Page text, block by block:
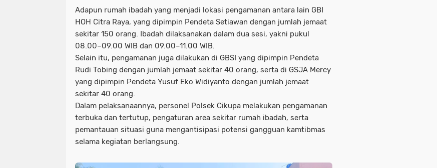
Adapun rumah ibadah yang menjadi lokasi pengamanan antara lain GBI
HOH Citra Raya, yang dipimpin Pendeta Setiawan dengan jumlah jemaat
sekitar 150 orang. Ibadah dilaksanakan dalam dua sesi, yakni pukul
08.00–09.00 WIB dan 09.00–11.00 WIB.
Selain itu, pengamanan juga dilakukan di GBSI yang dipimpin Pendeta
Rudi Tobing dengan jumlah jemaat sekitar 40 orang, serta di GSJA Mercy
yang dipimpin Pendeta Yusuf Eko Widiyanto dengan jumlah jemaat
sekitar 40 orang.
Dalam pelaksanaannya, personel Polsek Cikupa melakukan pengamanan
terbuka dan tertutup, pengaturan area sekitar rumah ibadah, serta
pemantauan situasi guna mengantisipasi potensi gangguan kamtibmas
selama kegiatan berlangsung.